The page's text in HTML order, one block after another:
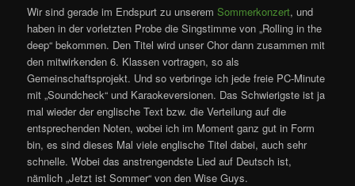
Wir sind gerade im Endspurt zu unseremSommerkonzert, und
haben in der vorletzten Probe die Singstimme von „Rolling in the
deep“ bekommen. Den Titel wird unser Chor dann zusammen mit
den mitwirkenden 6. Klassen vortragen, so als
Gemeinschaftsprojekt. Und so verbringe ich jede freie PC-Minute
mit „Soundcheck“ und Karaokeversionen. Das Schwierigste ist ja
mal wieder der englische Text bzw. die Verteilung auf die
entsprechenden Noten, wobei ich im Moment ganz gut in Form
bin, es sind dieses Mal viele englische Titel dabei, auch sehr
schnelle. Wobei das anstrengendste Lied auf Deutsch ist,
nämlich „Jetzt ist Sommer“ von den Wise Guys.